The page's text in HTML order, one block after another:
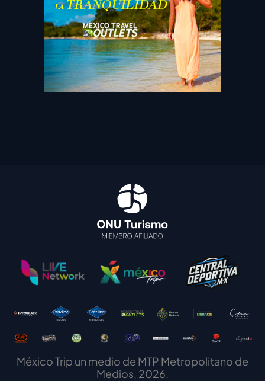
México Trip un medio de MTP Metropolitano de
Medios, 2026.